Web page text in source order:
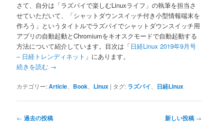
さて、自分は「ラズパイで楽しむLinuxライフ」の執筆を担当さ
せていただいて、「シャットダウンスイッチ付き小型情報端末を
作ろう」というタイトルでラズパイでシャットダウンスイッチ用
アプリの自動起動とChromiumをキオスクモードで自動起動する
方法について紹介しています。目次は「日経Linux 2019年9月号
– 日経トレンディネット 」にあります。
続きを読む →
カテゴリー:Article Book Linux | タグ: ラズパイ 日経Linux
投
← 過去の投稿 新しい投稿 →